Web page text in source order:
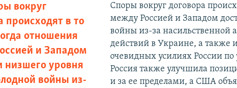
вокруг
происходят в то
отношения
и Западом
низшего уровня
войны из-
Споры вокруг договора
между Россией и Западом
войны из-за насильственной
действий в Украине, а также
очевидных усилиях России
Россия также улучшила
и за ее пределами, а США